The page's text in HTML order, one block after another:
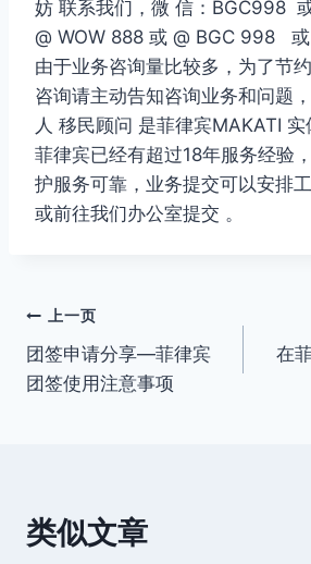
妨 联系我们，微 信：BGC998
@ WOW 888 或 @ BGC 998
由于业务咨询量比较多，为了节
咨询请主动告知咨询业务和问题
人 移民顾问 是菲律宾MAKATI
菲律宾已经有超过18年服务经验
护服务可靠，业务提交可以安排
或前往我们办公室提交 。
文
章
上一页
团签申请分享—菲律宾
团签使用注意事项
在
类似文章